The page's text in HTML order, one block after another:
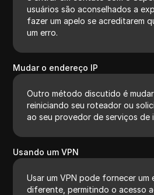
usuários são aconselhados a
fazer um apelo se acreditarem
um erro.
Mudar o endereço IP
Outro método discutido é
reiniciando seu roteador ou
ao seu provedor de serviços de
Usando um VPN
Usar um VPN pode fornecer um
diferente, permitindo o acesso